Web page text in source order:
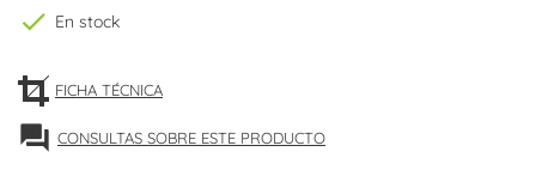
check En stock
FICHA TÉCNICA
forum CONSULTAS SOBRE ESTE PRODUCTO